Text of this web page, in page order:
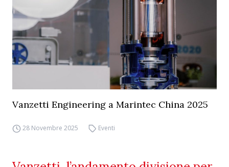
Vanzetti Engineering a Marintec China 2025
28 Novembre 2025 Eventi